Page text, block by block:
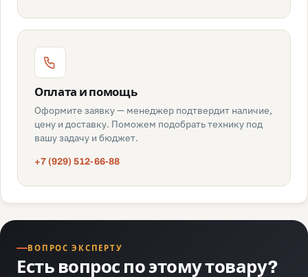
Оплата и помощь
Оформите заявку — менеджер подтвердит наличие,
цену и доставку. Поможем подобрать технику под
вашу задачу и бюджет.
+7 (929) 512-66-88
ВОПРОС ЭКСПЕРТУ
Есть вопрос по этому товару?